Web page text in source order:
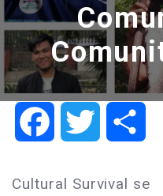
FacebookTwitter
Cultural Survival se